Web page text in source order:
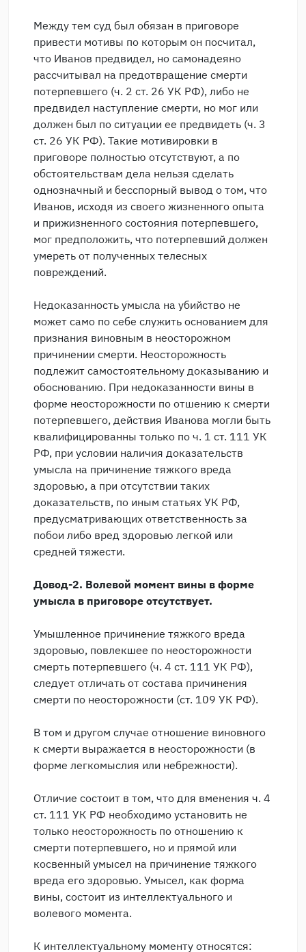
Между тем суд был обязан в приговоре
привести мотивы по которым он посчитал,
что Иванов предвидел, но самонадеяно
рассчитывал на предотвращение смерти
потерпевшего (ч. 2 ст. 26 УК РФ), либо не
предвидел наступление смерти, но мог или
должен был по ситуации ее предвидеть (ч. 3
ст. 26 УК РФ). Такие мотивировки в
приговоре полностью отсутствуют, а по
обстоятельствам дела нельзя сделать
однозначный и бесспорный вывод о том, что
Иванов, исходя из своего жизненного опыта
и прижизненного состояния потерпевшего,
мог предположить, что потерпевший должен
умереть от полученных телесных
повреждений.
Недоказанность умысла на убийство не
может само по себе служить основанием для
признания виновным в неосторожном
причинении смерти. Неосторожность
подлежит самостоятельному доказыванию и
обоснованию. При недоказанности вины в
форме неосторожности по отшению к смерти
потерпевшего, действия Иванова могли быть
квалифицированны только по ч. 1 ст. 111 УК
РФ, при условии наличия доказательств
умысла на причинение тяжкого вреда
здоровью, а при отсутствии таких
доказательств, по иным статьях УК РФ,
предусматривающих ответственность за
побои либо вред здоровью легкой или
средней тяжести.
Довод-2. Волевой момент вины в форме
умысла в приговоре отсутствует.
Умышленное причинение тяжкого вреда
здоровью, повлекшее по неосторожности
смерть потерпевшего (ч. 4 ст. 111 УК РФ),
следует отличать от состава причинения
смерти по неосторожности (ст. 109 УК РФ).
В том и другом случае отношение виновного
к смерти выражается в неосторожности (в
форме легкомыслия или небрежности).
Отличие состоит в том, что для вменения ч. 4
ст. 111 УК РФ необходимо установить не
только неосторожность по отношению к
смерти потерпевшего, но и прямой или
косвенный умысел на причинение тяжкого
вреда его здоровью. Умысел, как форма
вины, состоит из интеллектуального и
волевого момента.
К интеллектуальному моменту относятся: